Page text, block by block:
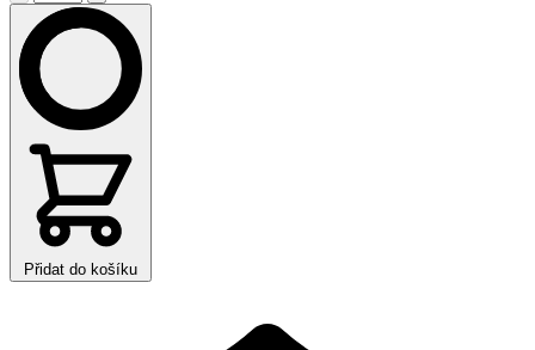
Přidat do košíku